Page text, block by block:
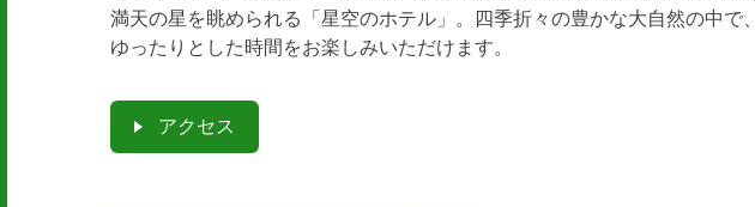
満天の星を眺められる「星空のホテル」。四季折々の豊かな大自然の中で、
ゆったりとした時間をお楽しみいただけます。
アクセス